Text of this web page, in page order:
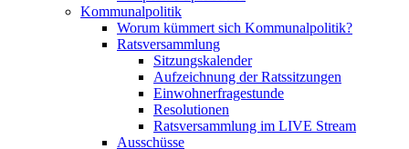
Kommunalpolitik
Worum kümmert sich Kommunalpolitik?
Ratsversammlung
Sitzungskalender
Aufzeichnung der Ratssitzungen
Einwohnerfragestunde
Resolutionen
Ratsversammlung im LIVE Stream
Ausschüsse